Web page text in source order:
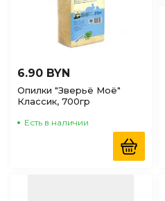
6.90 BYN
Опилки "Зверьё Моё"
Классик, 700гр
Есть в наличии